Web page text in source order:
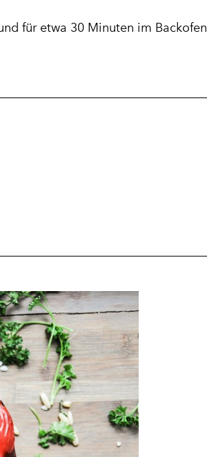
für etwa 30 Minuten im Backofen